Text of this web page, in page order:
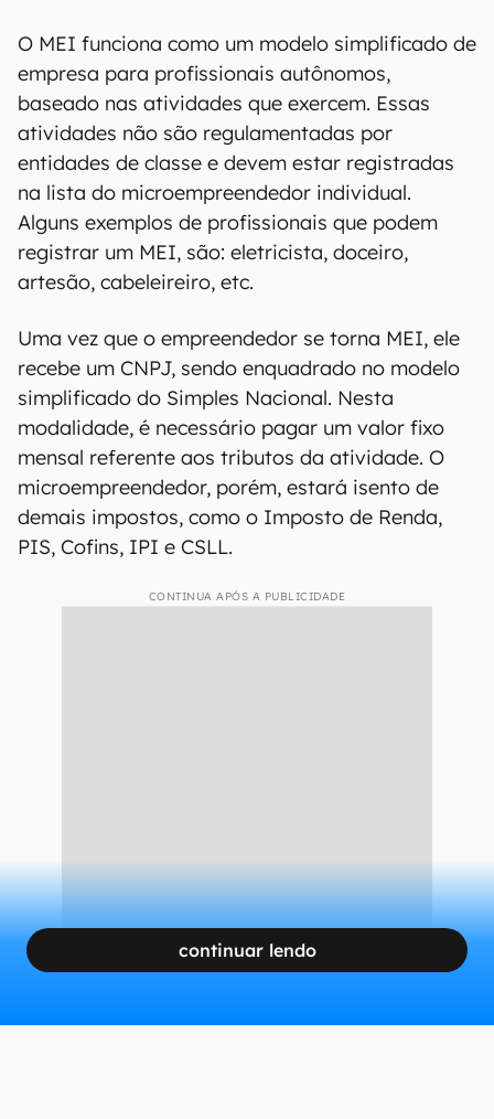
Todo o processo de registrar o MEI é digital (Imagem:
Reprodução/Pexels/mentatdgt)
empresa para profissionais autônomos,
baseado nas atividades que exercem. Essas
atividades não são regulamentadas por
entidades de classe e devem estar registradas
na lista do microempreendedor individual.
Alguns exemplos de profissionais que podem
registrar um MEI, são: eletricista, doceiro,
artesão, cabeleireiro, etc.
Uma vez que o empreendedor se torna MEI, ele